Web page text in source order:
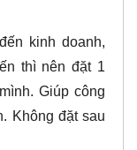
kinh doanh,
thì nên đặt 1
Giúp công
Không đặt sau